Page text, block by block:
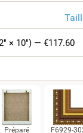
× 10") — €117.60
Préparé F6929-